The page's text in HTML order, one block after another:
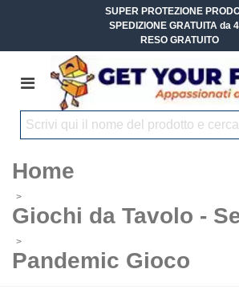
SUPER PROTEZIONE
SPEDIZIONE GRATUITA da
RESO GRATUITO
Home
>
Giochi da Tavolo -
>
Pandemic Gioco